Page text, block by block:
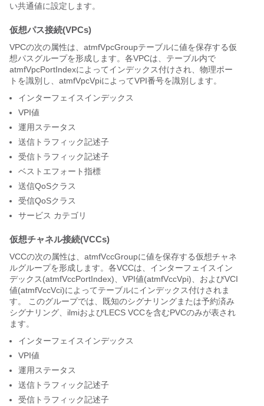
い共通値に設定します。
仮想パス接続(VPCs)
VPCの次の属性は、atmfVpcGroupテーブルに値を保存する仮
想パスグループを形成します。各VPCは、テーブル内で
atmfVpcPortIndexによってインデックス付けされ、物理ポー
トを識別し、atmfVpcVpiによってVPI番号を識別します。
インターフェイスインデックス
VPI値
運用ステータス
送信トラフィック記述子
受信トラフィック記述子
ベストエフォート指標
送信QoSクラス
受信QoSクラス
サービス カテゴリ
仮想チャネル接続(VCCs)
VCCの次の属性は、atmfVccGroupに値を保存する仮想チャネ
ルグループを形成します。各VCCは、インターフェイスイン
デックス(atmfVccPortIndex)、VPI値(atmfVccVpi)、およびVCI
値(atmfVccVci)によってテーブルにインデックス付けされま
す。 このグループでは、既知のシグナリングまたは予約済み
シグナリング、ilmiおよびLECS VCCを含むPVCのみが表され
ます。
インターフェイスインデックス
VPI値
運用ステータス
送信トラフィック記述子
受信トラフィック記述子